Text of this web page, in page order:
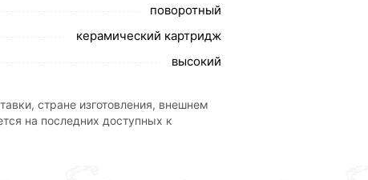
поворотный
керамический картридж
высокий
стране изготовления, внешнем
на последних доступных к